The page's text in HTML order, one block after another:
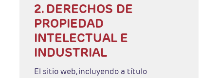
2. DERECHOS DE
PROPIEDAD
INTELECTUAL E
INDUSTRIAL
El sitio web, incluyendo a título